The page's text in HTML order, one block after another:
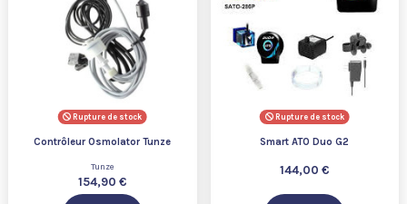
Rupture de stock
Contrôleur Osmolator Tunze
Tunze
154,90 €
Rupture de stock
Smart ATO Duo G2
144,00 €